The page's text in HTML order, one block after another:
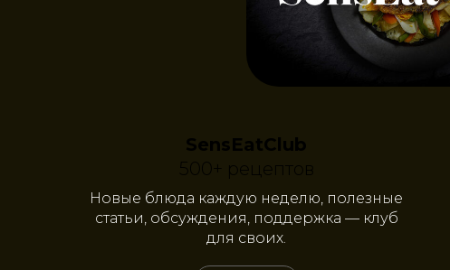
SensEatClub
500+ рецептов
Новые блюда каждую неделю, полезные
статьи, обсуждения, поддержка — клуб
для своих.